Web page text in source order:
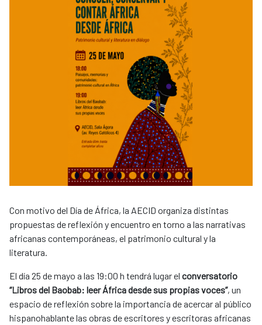
Con motivo del Día de África, la AECID organiza distintas
propuestas de reflexión y encuentro en torno a las narrativas
africanas contemporáneas, el patrimonio cultural y la
literatura.
El día 25 de mayo a las 19:00 h tendrá lugar el conversatorio
“Libros del Baobab: leer África desde sus propias voces”, un
espacio de reflexión sobre la importancia de acercar al público
hispanohablante las obras de escritores y escritoras africanas